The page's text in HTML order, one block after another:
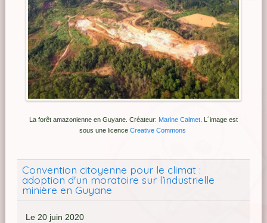
La forêt amazonienne en Guyane. Créateur: Marine Calmet. L´image est
sous une licence Creative Commons
Convention citoyenne pour le climat :
adoption d'un moratoire sur l’industrielle
minière en Guyane
Le 20 juin 2020